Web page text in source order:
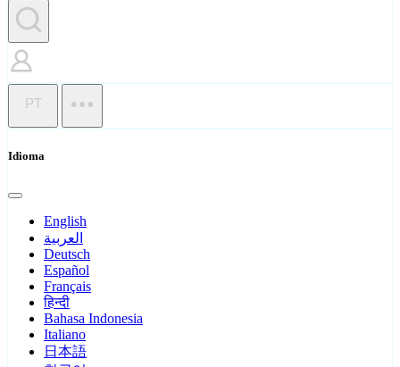
PT
Idioma
English
العربية
Deutsch
Español
Français
हिन्दी
Bahasa Indonesia
Italiano
日本語